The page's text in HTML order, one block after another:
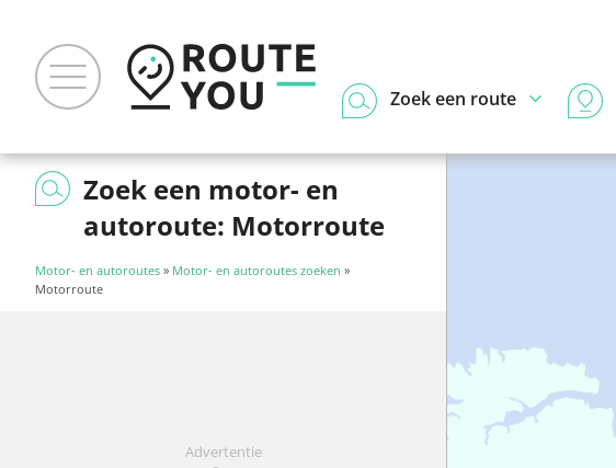
Zoek een route
Zoek een motor- en
autoroute: Motorroute
Motor- en autoroutes » Motor- en autoroutes zoeken »
Motorroute
Advertentie